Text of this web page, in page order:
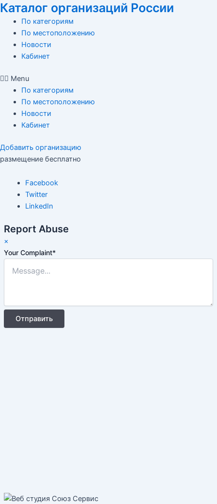
Перейти
содержимому
Каталог организаций России
По категориям
По местоположению
Новости
Кабинет
Menu
По категориям
По местоположению
Новости
Кабинет
Добавить организацию
размещение бесплатно
Facebook
Twitter
LinkedIn
Report Abuse
×
Your Complaint*
Отправить